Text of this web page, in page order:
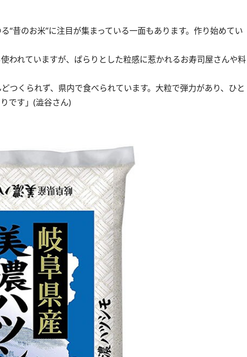
“昔のお米”に注目が集まっている一面もあります。作り始めてい
われていますが、ぱらりとした粒感に惹かれるお寿司屋さんや料
つくられず、県内で食べられています。大粒で弾力があり、ひと
です」(澁谷さん)